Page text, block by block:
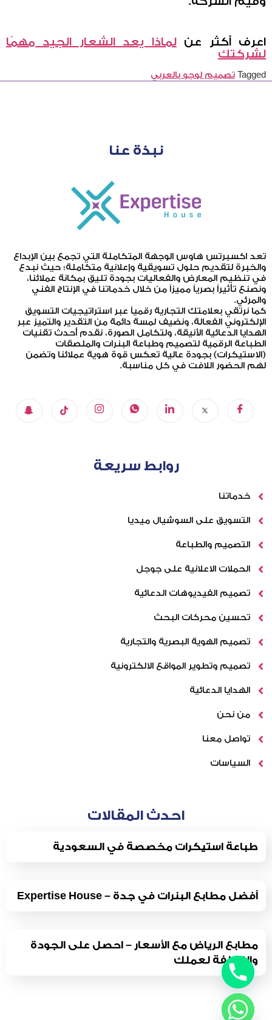
اعرف أكثر عنلماذا يعد الشعار الجيد مهمًا
لشركتك
Tagged تصميم لوجو بالعربي
نبذة عنا
تعد اكسبرتس هاوس الوجهة المتكاملة التي تجمع بين الإبداع
والخبرة لتقديم حلول تسويقية وإعلانية متكاملة؛ حيث نبدع
في تنظيم المعارض والفعاليات بجودة تليق بمكانة عملائنا،
ونصنع تأثيراً بصرياً مميزاً من خلال خدماتنا في الإنتاج الفني
والمرئي.
كما نرتقي بعلامتك التجارية رقمياً عبر استراتيجيات التسويق
الإلكتروني الفعالة، ونضيف لمسة دائمة من التقدير والتميز عبر
الهدايا الدعائية الأنيقة، ولتكامل الصورة، نقدم أحدث تقنيات
الطباعة الرقمية لتصميم وطباعة البنرات والملصقات
(الاستيكرات) بجودة عالية تعكس قوة هوية عملائنا وتضمن
لهم الحضور اللافت في كل مناسبة.
روابط سريعة
خدماتنا
التسويق على السوشيال ميديا
التصميم والطباعة
الحملات الاعلانية على جوجل
تصميم الفيديوهات الدعائية
تحسين محركات البحث
تصميم الهوية البصرية والتجارية
تصميم وتطوير المواقع الالكترونية
الهدايا الدعائية
من نحن
تواصل معنا
السياسات
احدث المقالات
طباعة استيكرات مخصصة في السعودية
أفضل مطابع البنرات في جدة – Expertise House
مطابع الرياض مع الأسعار – احصل على الجودة
والتكلفة لعملك